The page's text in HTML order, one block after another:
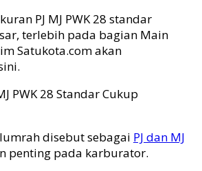
PJ MJ PWK 28 standar
terlebih pada bagian Main
Satukota.com akan
disebut sebagai PJ dan MJ
penting pada karburator.